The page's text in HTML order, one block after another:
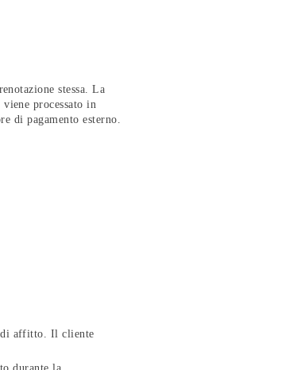
stessa. La
processato in
di pagamento esterno.
di affitto. Il cliente